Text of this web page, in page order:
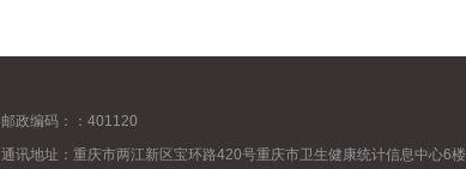
邮政编码：：401120
通讯地址：重庆市两江新区宝环路420号重庆市卫生健康统计信息中心6楼